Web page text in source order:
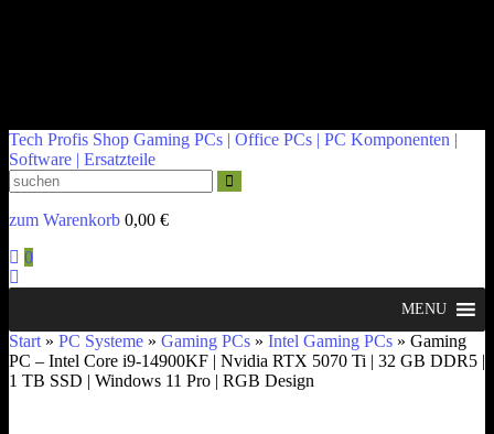
Tech Profis Shop Gaming PCs | Office PCs | PC Komponenten |
Software | Ersatzteile
zum Warenkorb 0,00 €
0
MENU
Start » PC Systeme » Gaming PCs » Intel Gaming PCs » Gaming
PC – Intel Core i9-14900KF | Nvidia RTX 5070 Ti | 32 GB DDR5 |
1 TB SSD | Windows 11 Pro | RGB Design